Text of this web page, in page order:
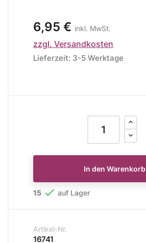
6,95 € inkl. MwSt.
zzgl. Versandkosten
Lieferzeit: 3-5 Werktage
In den Warenkorb
15  auf Lager
Artikel-Nr.
16741